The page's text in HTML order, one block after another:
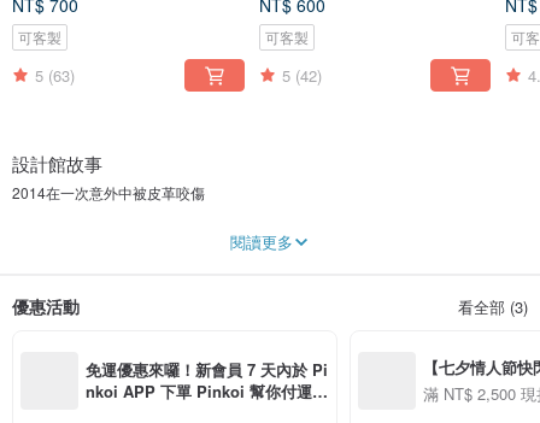
NT$ 700
可客製
5 (63)
NT$ 600
可客製
5 (42)
可
設計館故事
2014在一次意外中被皮革咬傷
徹底改變他平凡的生活
但隨著能力帶來的副作用
閱讀更多
優惠活動 看全部 (3)
免運優惠來囉！新會員 7 天內於 Pi
nkoi APP 下單 Pinkoi 幫你付運
【七夕情人節
用 APP 購買任
00 現折 NT$100
滿 NT$ 2,500